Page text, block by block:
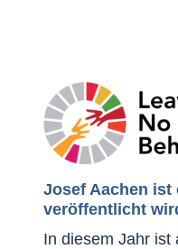
Josef Aachen ist
veröffentlicht
In diesem Jahr ist